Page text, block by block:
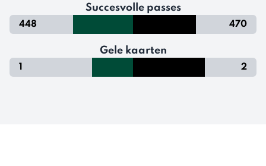
Succesvolle passes
448 470
Gele kaarten
1 2